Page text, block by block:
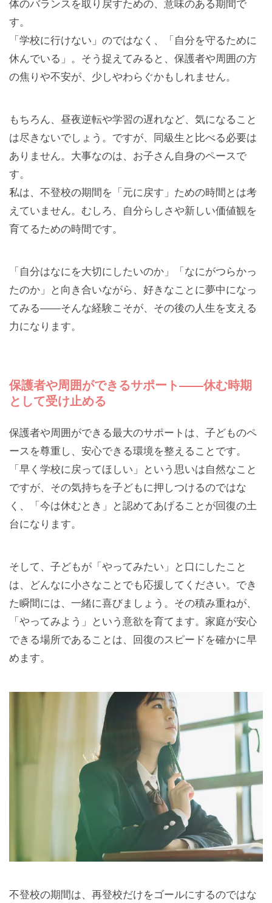
体のバランスを取り戻すための、意味のある期間で
す。
「学校に行けない」のではなく、「自分を守るために
休んでいる」。そう捉えてみると、保護者や周囲の方
の焦りや不安が、少しやわらぐかもしれません。
もちろん、昼夜逆転や学習の遅れなど、気になること
は尽きないでしょう。ですが、同級生と比べる必要は
ありません。大事なのは、お子さん自身のペースで
す。
私は、不登校の期間を「元に戻す」ための時間とは考
えていません。むしろ、自分らしさや新しい価値観を
育てるための時間です。
「自分はなにを大切にしたいのか」「なにがつらかっ
たのか」と向き合いながら、好きなことに夢中になっ
てみる——そんな経験こそが、その後の人生を支える
力になります。
保護者や周囲ができるサポート——休む時期
として受け止める
保護者や周囲ができる最大のサポートは、子どものペ
ースを尊重し、安心できる環境を整えることです。
「早く学校に戻ってほしい」という思いは自然なこと
ですが、その気持ちを子どもに押しつけるのではな
く、「今は休むとき」と認めてあげることが回復の土
台になります。
そして、子どもが「やってみたい」と口にしたこと
は、どんなに小さなことでも応援してください。でき
た瞬間には、一緒に喜びましょう。その積み重ねが、
「やってみよう」という意欲を育てます。家庭が安心
できる場所であることは、回復のスピードを確かに早
めます。
不登校の期間は、再登校だけをゴールにするのではな